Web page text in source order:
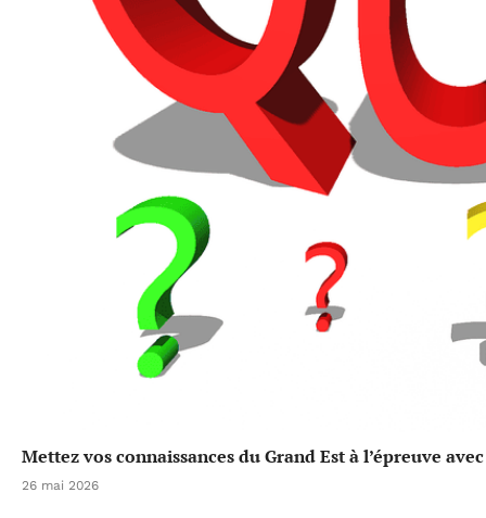
Mettez vos connaissances du Grand Est à l’épreuve
26 mai 2026